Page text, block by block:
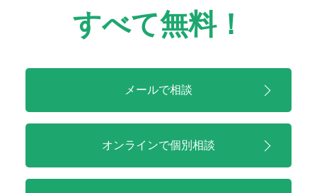
すべて無料！
メールで相談
オンラインで個別相談